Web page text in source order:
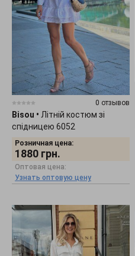
0 отзывов
Bisou • Літній костюм зі
спідницею 6052
Розничная цена:
1880 грн.
Оптовая цена:
Узнать оптовую цену